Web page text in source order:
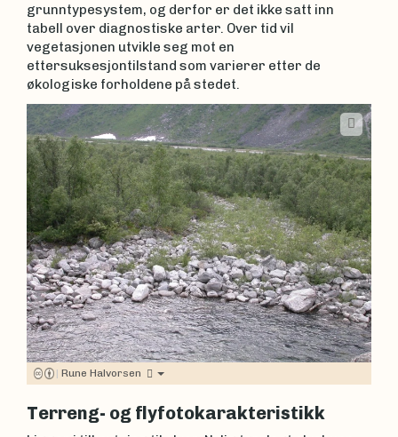
grunntypesystem, og derfor er det ikke satt inn
tabell over diagnostiske arter. Over tid vil
vegetasjonen utvikle seg mot en
ettersuksesjontilstand som varierer etter de
økologiske forholdene på stedet.
| Rune Halvorsen
Terreng- og flyfotokarakteristikk